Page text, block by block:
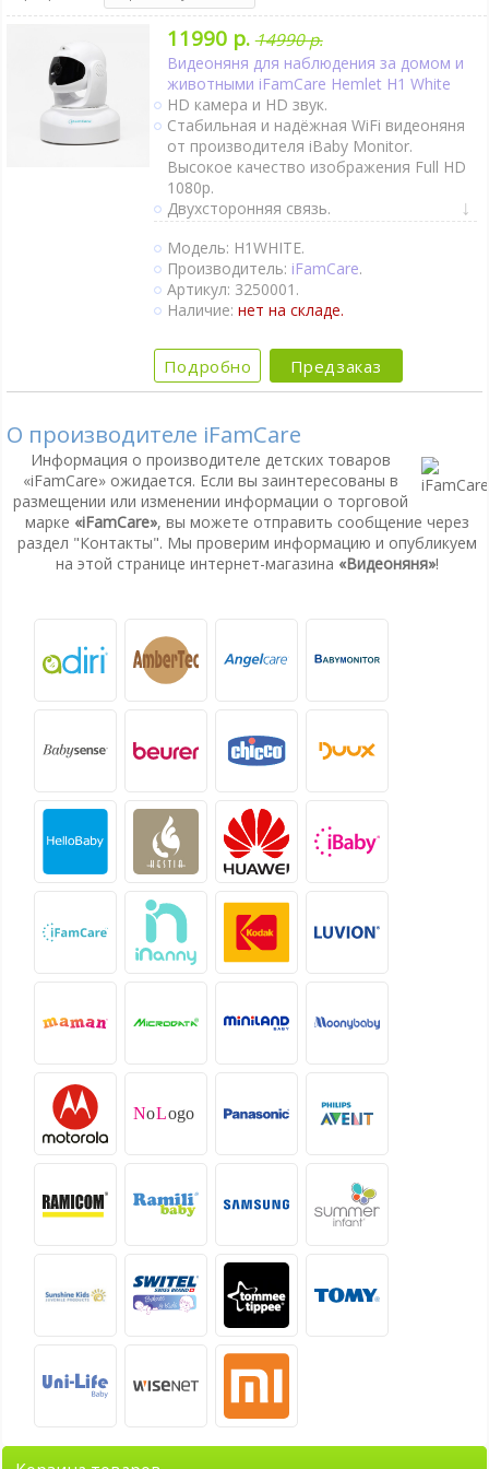
11990 р. 14990 р.
Видеоняня для наблюдения за домом и
животными iFamCare Hemlet H1 White
HD камера и HD звук.
Стабильная и надёжная WiFi видеоняня
от производителя iBaby Monitor.
Высокое качество изображения Full HD
1080p.
Двухсторонняя связь.
Активация при плаче (VOX).
Непрерывный мониторинг.
Датчик движения.
Датчик качества воздуха.
Поворот камеры удалённо.
Интернет-доступ через Wi-Fi.
Модель: H1WHITE.
Производитель: iFamCare.
Артикул: 3250001.
Наличие:нет на складе.
Подробно Предзаказ
О производителе iFamCare
Информация о производителе детских товаров
«iFamCare» ожидается. Если вы заинтересованы в
размещении или изменении информации о торговой
марке «iFamCare», вы можете отправить сообщение через
раздел "Контакты". Мы проверим информацию и опубликуем
на этой странице интернет-магазина «Видеоняня»!